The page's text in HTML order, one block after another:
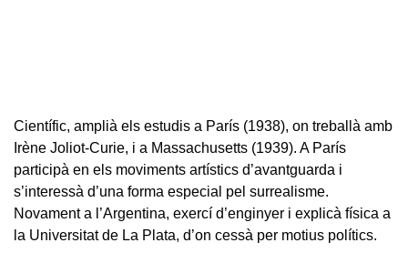
Científic, amplià els estudis a París (1938), on treballà amb
Irène Joliot-Curie, i a Massachusetts (1939). A París
participà en els moviments artístics d’avantguarda i
s’interessà d’una forma especial pel surrealisme.
Novament a l’Argentina, exercí d’enginyer i explicà física a
la Universitat de La Plata, d’on cessà per motius polítics.